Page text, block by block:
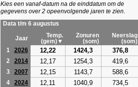
Kies een vanaf-datum na de einddatum om de
gegevens over 2 opeenvolgende jaren te zien.
Data t/m 6 augustus
Jaar
Temp.
(gem)▼
Zonuren
(som)
Neerslag
(som)
1
2026 12,22 1424,3 376,8
2 2014 12,17 1254,3 419,6
3 2007 12,15 1143,7 588,6
4 2024 12,11 1040,9 734,5